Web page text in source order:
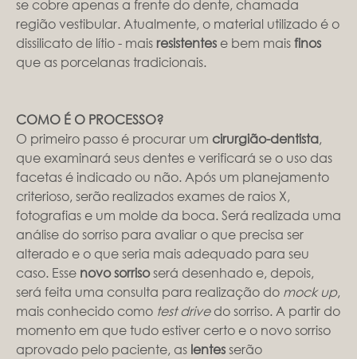
se cobre apenas a frente do dente, chamada
região vestibular. Atualmente, o material utilizado é o
dissilicato de lítio - maisresistentes e bem maisfinos
que as porcelanas tradicionais.
COMO É O PROCESSO?
O primeiro passo é procurar um cirurgião-dentista,
que examinará seus dentes e verificará se o uso das
facetas é indicado ou não. Após um planejamento
criterioso, serão realizados exames de raios X,
fotografias e um molde da boca. Será realizada uma
análise do sorriso para avaliar o que precisa ser
alterado e o que seria mais adequado para seu
caso. Esse novo sorrisoserá desenhado e, depois,
será feita uma consulta para realização do mock up,
mais conhecido como test drivedo sorriso. A partir do
momento em que tudo estiver certo e o novo sorriso
aprovado pelo paciente, as lentesserão